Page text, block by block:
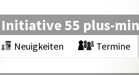
Initiative 55 plus-
Neuigkeiten Termine